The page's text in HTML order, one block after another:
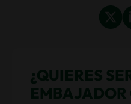
¿QUIERES
EMBAJADOR